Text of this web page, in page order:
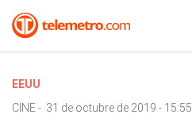
EEUU
CINE- 31 de octubre de 2019 - 15:55